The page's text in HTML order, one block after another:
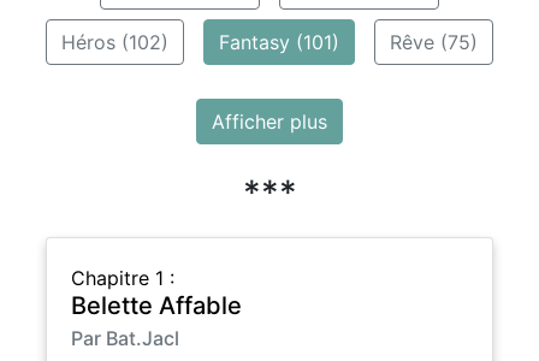
Héros (102) Fantasy (101) Rêve (75)
Afficher plus
***
Chapitre 1 :
Belette Affable
Par Bat.Jacl